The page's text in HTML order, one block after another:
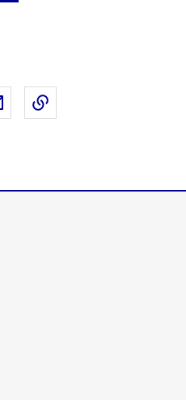
sur LinkedIn
Partager par email